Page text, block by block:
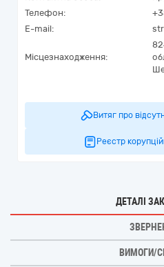
Телефон:
E-mail:
Місцезнаходження:
Витяг про
Реєстр
ДЕТАЛІ
ВИМОГИ/